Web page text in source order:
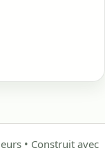
• Construit avec